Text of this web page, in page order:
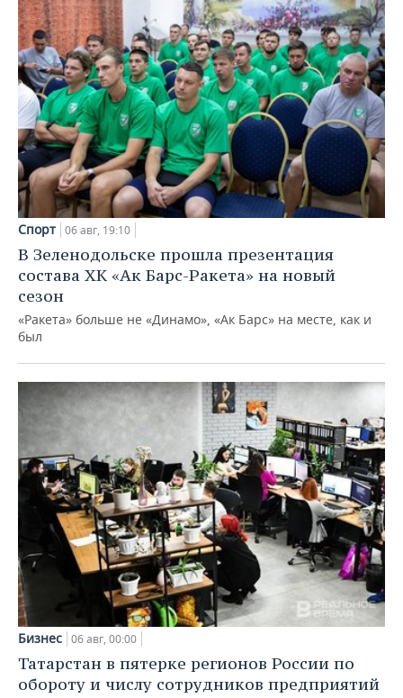
Спорт 06 авг, 19:10
В Зеленодольске прошла презентация
состава ХК «Ак Барс-Ракета» на новый
сезон
«Ракета» больше не «Динамо», «Ак Барс» на месте, как и
был
Бизнес 06 авг, 00:00
Татарстан в пятерке регионов России по
обороту и числу сотрудников предприятий